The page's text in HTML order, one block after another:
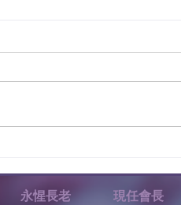
永惺長老 現任會長